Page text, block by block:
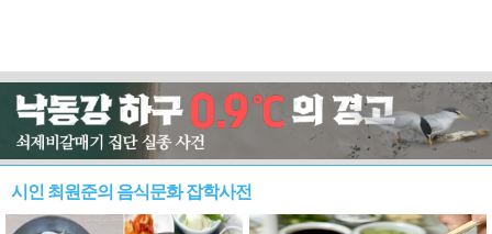
시인 최원준의 음식문화 잡학사전